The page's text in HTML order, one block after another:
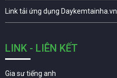
Link tải ứng dụng Daykemtainha.vn
LINK - LIÊN KẾT
Gia sư tiếng anh